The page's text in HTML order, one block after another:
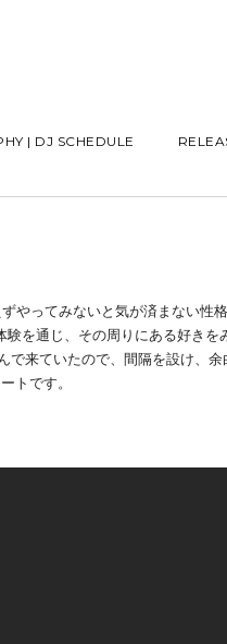
| DJ SCHEDULE
ってみないと気が済まない性
を通じ、その周りにある好き
来ていたので、間隔を設け、
トです。